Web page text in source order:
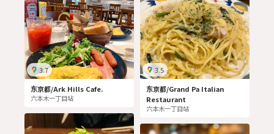
3.7
东京都/Ark Hills Cafe.
六本木一丁目站
3.5
东京都/Grand Pa Italian
Restaurant
六本木一丁目站